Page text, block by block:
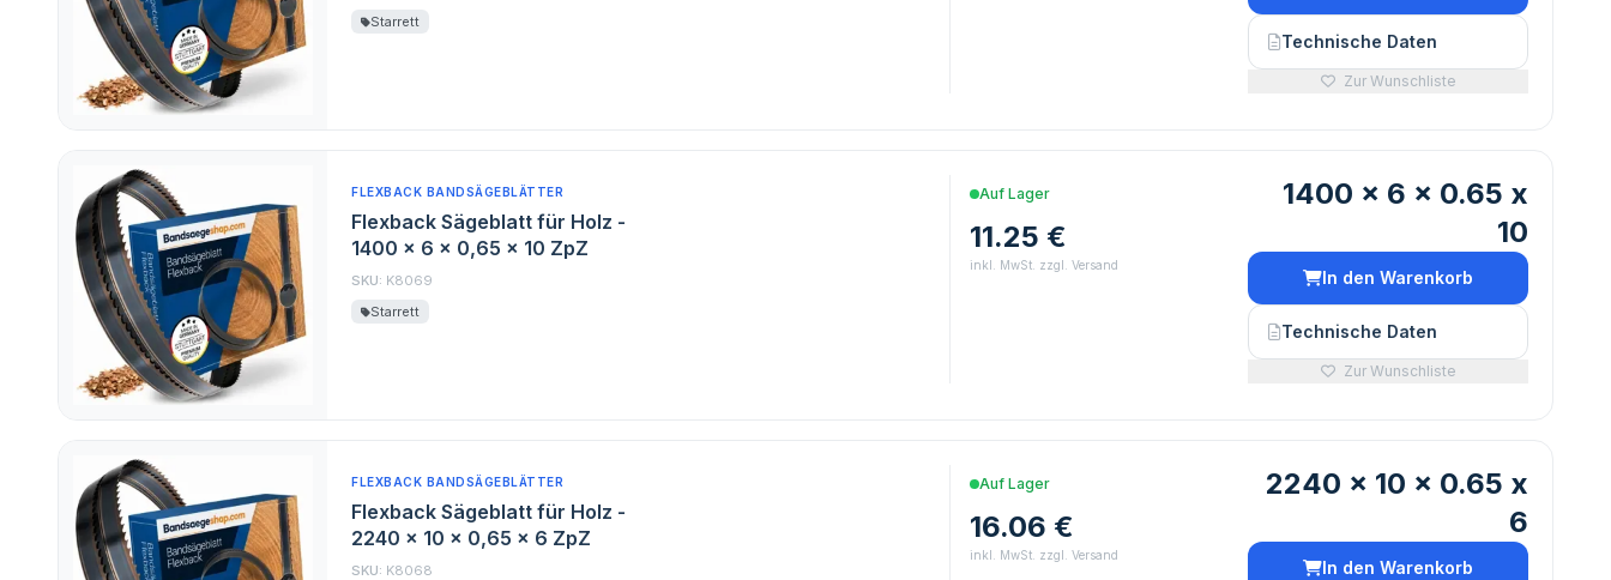
Starrett
Technische Daten
Zur Wunschliste
FLEXBACK BANDSÄGEBLÄTTER
Flexback Sägeblatt für Holz -
1400 x 6 x 0,65 x 10 ZpZ
SKU: K8069
Starrett
Auf Lager
11.25 €
inkl. MwSt. zzgl. Versand
1400 x 6 x 0.65 x
10
In den Warenkorb
Technische Daten
Zur Wunschliste
FLEXBACK BANDSÄGEBLÄTTER
Flexback Sägeblatt für Holz -
2240 x 10 x 0,65 x 6 ZpZ
SKU: K8068
Auf Lager
16.06 €
inkl. MwSt. zzgl. Versand
2240 x 10 x 0.65 x
6
In den Warenkorb